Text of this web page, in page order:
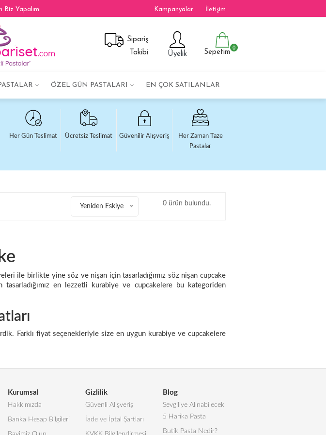
Biz Yapalım. Kampanyalar İletişim
Sipariş
Takibi
Üyelik Sepetim
0
ÖZEL GÜN PASTALARI EN ÇOK SATILANLAR
Her Gün Teslimat Ücretsiz Teslimat Güvenilir Alışveriş
Her Zaman Taze
Pastalar
Yeniden Eskiye 0 ürün bulundu.
ile birlikte yine söz ve nişan için tasarladığımız söz nişan cupcake
en lezzetli kurabiye ve cupcakelere bu kategoriden
Farklı fiyat seçenekleriyle size en uygun kurabiye ve cupcakelere
Kurumsal
Hakkımızda
Banka Hesap Bilgileri
Gizlilik
Güvenli Alışveriş
İade ve İptal Şartları
Blog
Sevgiliye Alınabilecek
5 Harika Pasta
Butik Pasta Nedir?